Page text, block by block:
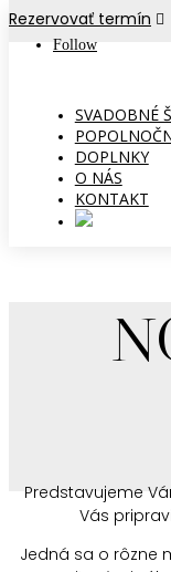
Rezervovať termín
Follow
SVADOBNÉ
DOPLNKY
O NÁS
KONTAKT
Predstavujeme
Vás
Jedná sa o rôzne